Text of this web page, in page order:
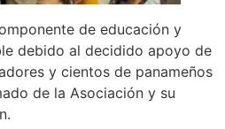
de educación y
debido al decidido apoyo de
y cientos de panameños
de la Asociación y su